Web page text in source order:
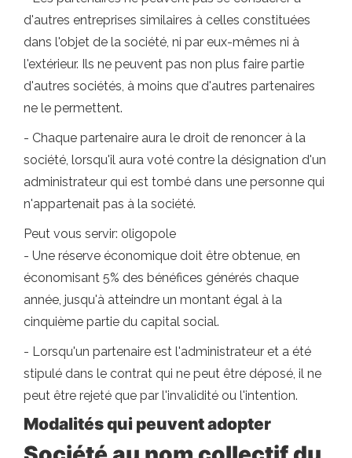
d'autres entreprises similaires à celles constituées
dans l'objet de la société, ni par eux-mêmes ni à
l'extérieur. Ils ne peuvent pas non plus faire partie
d'autres sociétés, à moins que d'autres partenaires
ne le permettent.
- Chaque partenaire aura le droit de renoncer à la
société, lorsqu'il aura voté contre la désignation d'un
administrateur qui est tombé dans une personne qui
n'appartenait pas à la société.
Peut vous servir: oligopole
- Une réserve économique doit être obtenue, en
économisant 5% des bénéfices générés chaque
année, jusqu'à atteindre un montant égal à la
cinquième partie du capital social.
- Lorsqu'un partenaire est l'administrateur et a été
stipulé dans le contrat qui ne peut être déposé, il ne
peut être rejeté que par l'invalidité ou l'intention.
Modalités qui peuvent adopter